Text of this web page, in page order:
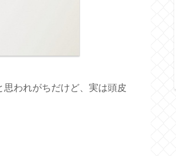
思われがちだけど、実は頭皮